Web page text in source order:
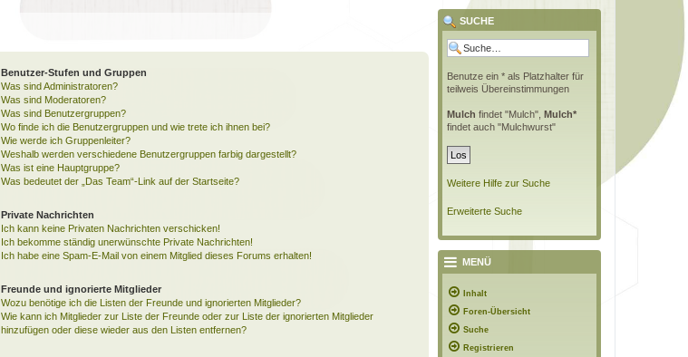
Benutzer-Stufen und Gruppen
Was sind Administratoren?
Was sind Moderatoren?
Was sind Benutzergruppen?
Wo finde ich die Benutzergruppen und wie trete ich ihnen bei?
Wie werde ich Gruppenleiter?
Weshalb werden verschiedene Benutzergruppen farbig dargestellt?
Was ist eine Hauptgruppe?
Was bedeutet der „Das Team“-Link auf der Startseite?
Private Nachrichten
Ich kann keine Privaten Nachrichten verschicken!
Ich bekomme ständig unerwünschte Private Nachrichten!
Ich habe eine Spam-E-Mail von einem Mitglied dieses Forums erhalten!
Freunde und ignorierte Mitglieder
Wozu benötige ich die Listen der Freunde und ignorierten Mitglieder?
Wie kann ich Mitglieder zur Liste der Freunde oder zur Liste der ignorierten Mitglieder
hinzufügen oder diese wieder aus den Listen entfernen?
SUCHE
Benutze ein * als Platzhalter für
teilweis Übereinstimmungen
Mulch findet "Mulch", Mulch*
findet auch "Mulchwurst"
Weitere Hilfe zur Suche
Erweiterte Suche
MENÜ
Inhalt
Foren-Übersicht
Suche
Registrieren